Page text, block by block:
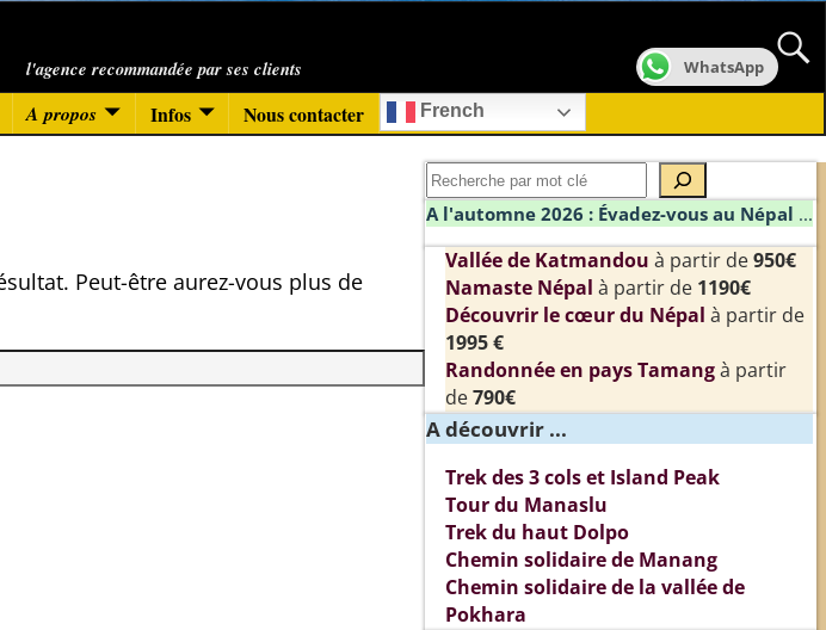
l'agence recommandée par ses clients
A propos Infos Nous contacter French
Peut-être aurez-vous plus de
A l'automne 2026 : Évadez-vous au Népal ...
Vallée de Katmandou à partir de950€
Namaste Népal à partir de 1190€
Découvrir le cœur du Népal à partir de
1995 €
Randonnée en pays Tamangà partir
de790€
A découvrir ...
Trek des 3 cols et Island Peak
Tour du Manaslu
Trek du haut Dolpo
Chemin solidaire de Manang
Chemin solidaire de la vallée de
Pokhara
WhatsApp